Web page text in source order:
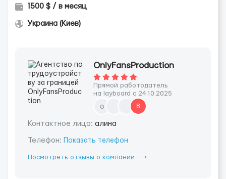
1500 $ / в месяц
Украина (Киев)
OnlyFansProduction
Прямой работодатель
на layboard с 24.10.2025
o 8
Контактное лицо: алина
Телефон: Показать телефон
Посмотреть отзывы о компании ⟶